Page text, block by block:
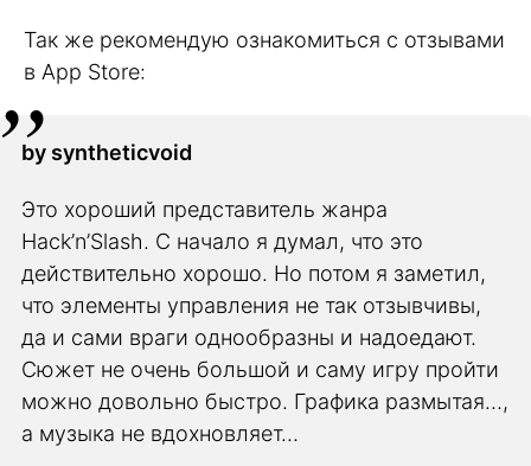
Так же рекомендую ознакомиться с отзывами
в App Store:
by syntheticvoid
Это хороший представитель жанра
Hack’n’Slash. С начало я думал, что это
действительно хорошо. Но потом я заметил,
что элементы управления не так отзывчивы,
да и сами враги однообразны и надоедают.
Сюжет не очень большой и саму игру пройти
можно довольно быстро. Графика размытая…,
а музыка не вдохновляет…